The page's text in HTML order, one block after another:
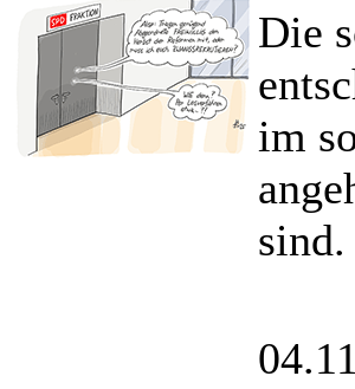
Die
im
sind.